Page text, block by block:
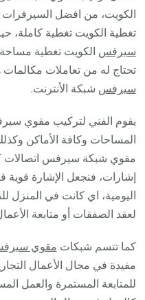
الكويت، من افضل
تغطية الكويت تغطية كاملة،
سيرفس الكويت تغطية
تحتاج له من تعاملات مكالمات
سيرفس شبكة الأنترنت.
يقوم الفني لتركيب مقوي
المساحات وكافة الأماكن
مقوي شبكة سيرفس اتصالات
إشارات، فنجعل الإشارة قوية
اليومية، اي كانت في المنزل
لعقد الصفقات أو متابعة
كما تتسم شبكات مقوي
مفيدة في مجال الأعمال
للمتابعة المستمرة والعمل